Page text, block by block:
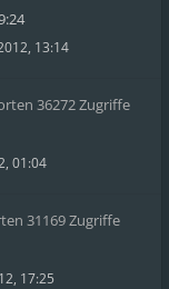
13:14
36272 Zugriffe
01:04
31169 Zugriffe
17:25